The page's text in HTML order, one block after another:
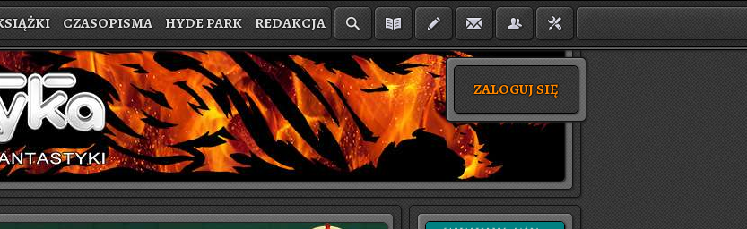
CZASOPISMA HYDE PARK REDAKCJA
ZALOGUJ SIĘ